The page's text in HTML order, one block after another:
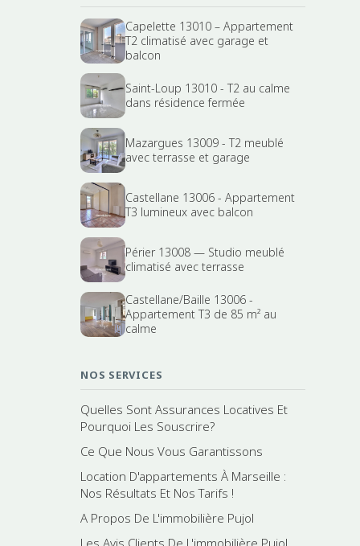
Capelette 13010 – Appartement
T2 climatisé avec garage et
balcon
Saint-Loup 13010 - T2 au calme
dans résidence fermée
Mazargues 13009 - T2 meublé
avec terrasse et garage
Castellane 13006 - Appartement
T3 lumineux avec balcon
Périer 13008 — Studio meublé
climatisé avec terrasse
Castellane/Baille 13006 -
Appartement T3 de 85 m² au
calme
NOS SERVICES
Quelles Sont Assurances Locatives Et
Pourquoi Les Souscrire?
Ce Que Nous Vous Garantissons
Location D'appartements À Marseille :
Nos Résultats Et Nos Tarifs !
A Propos De L'immobilière Pujol
Les Avis Clients De L'immobilière Pujol